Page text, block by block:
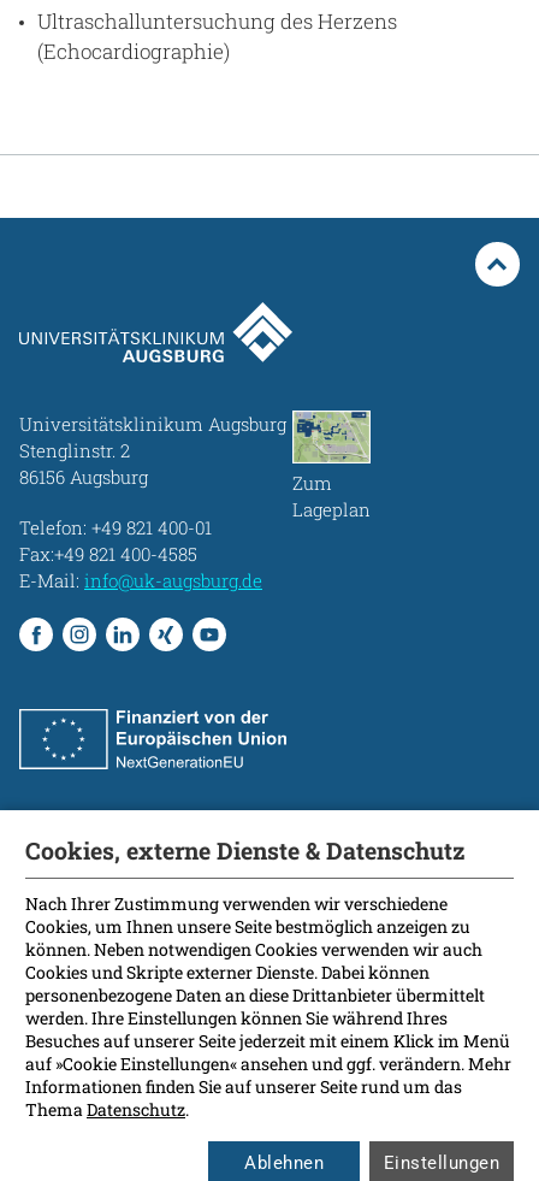
Ultraschalluntersuchung des Herzens
(Echocardiographie)
Universitätsklinikum Augsburg
Stenglinstr. 2
86156 Augsburg
Telefon: +49 821 400-01
Fax:+49 821 400-4585
E-Mail: info@uk-augsburg.de
Zum
Lageplan
Fakultät
International Patients
Kontakt
Presse
Soziale Medien
Barrierefreiheit
Datenschutz
Impressum
Cookies, externe Dienste & Datenschutz
Nach Ihrer Zustimmung verwenden wir verschiedene
Cookies, um Ihnen unsere Seite bestmöglich anzeigen zu
können. Neben notwendigen Cookies verwenden wir auch
Cookies und Skripte externer Dienste. Dabei können
personenbezogene Daten an diese Drittanbieter übermittelt
werden. Ihre Einstellungen können Sie während Ihres
Besuches auf unserer Seite jederzeit mit einem Klick im Menü
auf »Cookie Einstellungen« ansehen und ggf. verändern. Mehr
Informationen finden Sie auf unserer Seite rund um das
ThemaDatenschutz.
Ablehnen Einstellungen